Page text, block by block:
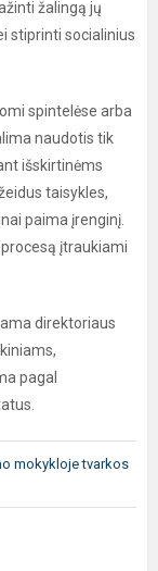
žalingą jų
stiprinti socialinius
spintelėse arba
naudotis tik
išskirtinėms
taisykles,
paima įrenginį.
įtraukiami
direktoriaus
pagal
mokykloje tvarkos